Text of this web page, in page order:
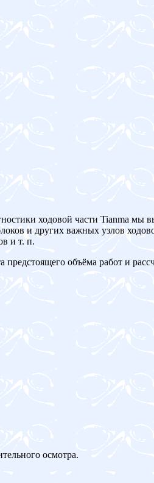
ходовой части Tianma мы
и других важных узлов
и т. п.
предстоящего объёма работ и
осмотра.